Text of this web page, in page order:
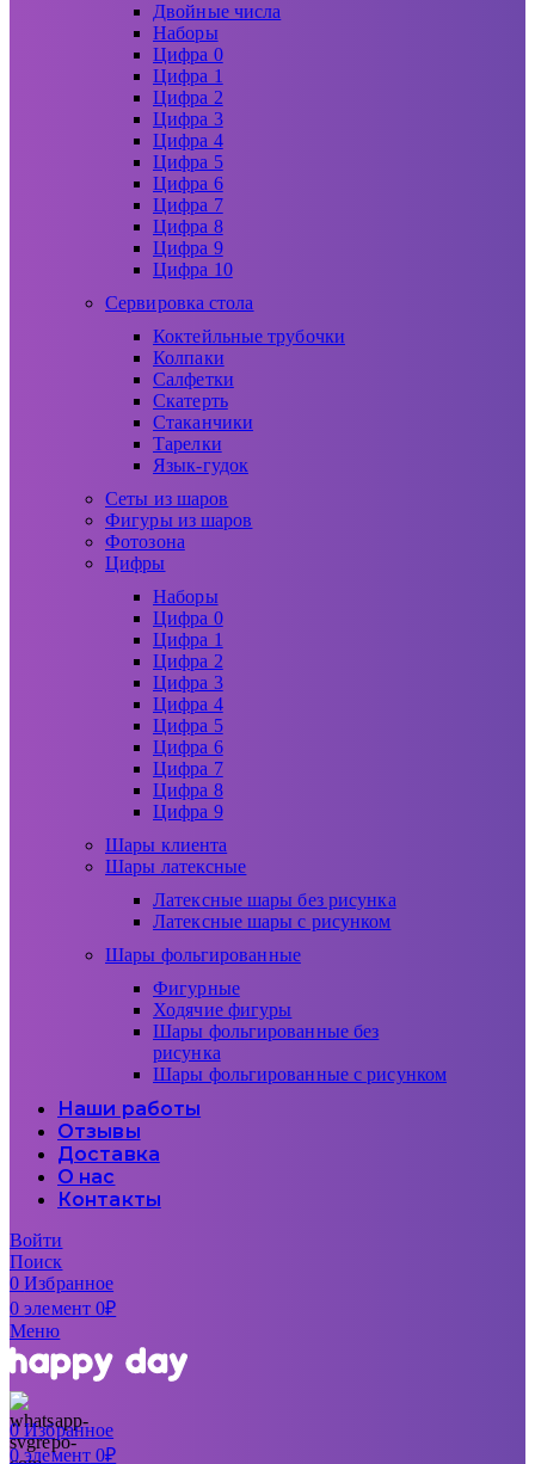
Двойные числа
Наборы
Цифра 0
Цифра 1
Цифра 2
Цифра 3
Цифра 4
Цифра 5
Цифра 6
Цифра 7
Цифра 8
Цифра 9
Цифра 10
Сервировка стола
Коктейльные трубочки
Колпаки
Салфетки
Скатерть
Стаканчики
Тарелки
Язык-гудок
Сеты из шаров
Фигуры из шаров
Фотозона
Цифры
Наборы
Цифра 0
Цифра 1
Цифра 2
Цифра 3
Цифра 4
Цифра 5
Цифра 6
Цифра 7
Цифра 8
Цифра 9
Шары клиента
Шары латексные
Латексные шары без рисунка
Латексные шары с рисунком
Шары фольгированные
Фигурные
Ходячие фигуры
Шары фольгированные без
рисунка
Шары фольгированные с рисунком
Наши работы
Отзывы
Доставка
О нас
Контакты
Войти
Поиск
0Избранное
0элемент 0₽
Меню
0Избранное
0элемент 0₽